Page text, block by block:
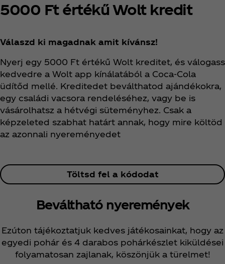
5000 Ft értékű Wolt kredit
Válaszd ki magadnak amit kívánsz!
Nyerj egy 5000 Ft értékű Wolt kreditet, és válogass
kedvedre a Wolt app kínálatából a Coca‑Cola
üdítőd mellé. Kreditedet beválthatod ajándékokra,
egy családi vacsora rendeléséhez, vagy be is
vásárolhatsz a hétvégi süteményhez. Csak a
képzeleted szabhat határt annak, hogy mire költöd
az azonnali nyereményedet
Töltsd fel a kódodat
Beváltható nyeremények
Ezúton tájékoztatjuk kedves játékosainkat, hogy az
egyedi pohár és 4 darabos pohárkészlet kiküldései
folyamatosan zajlanak, köszönjük a türelmet!